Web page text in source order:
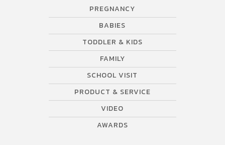
PREGNANCY
BABIES
TODDLER & KIDS
FAMILY
SCHOOL VISIT
PRODUCT & SERVICE
VIDEO
AWARDS